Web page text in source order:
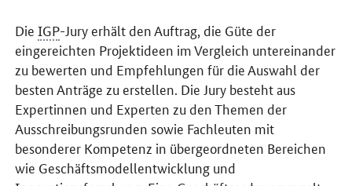
DieIGP-Jury erhält den Auftrag, die Güte der
eingereichten Projektideen im Vergleich untereinander
zu bewerten und Empfehlungen für die Auswahl der
besten Anträge zu erstellen. Die Jury besteht aus
Expertinnen und Experten zu den Themen der
Ausschreibungsrunden sowie Fachleuten mit
besonderer Kompetenz in übergeordneten Bereichen
wie Geschäftsmodellentwicklung und